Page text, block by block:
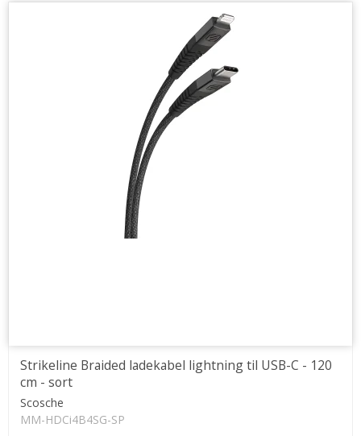
Strikeline Braided ladekabel lightning til USB-C - 120
cm - sort
Scosche
MM-HDCi4B4SG-SP